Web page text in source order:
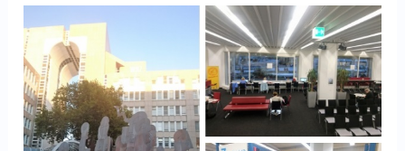
–
Schreibwanderungen
im
Allgäu